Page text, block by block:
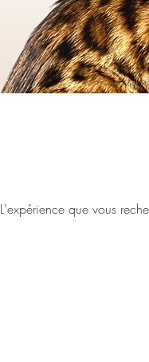
L'expérience que vous